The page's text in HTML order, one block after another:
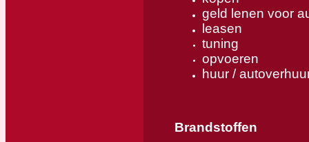
geld lenen voor
leasen
tuning
opvoeren
huur /
Brandstoffen